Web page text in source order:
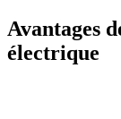
Avantages
électrique